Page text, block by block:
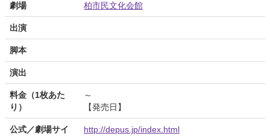
劇場 柏市民文化会館
出演
脚本
演出
料金（1枚あた
り）
～
【発売日】
公式／劇場サイ
http://depus.jp/index.html